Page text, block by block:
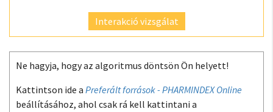
Interakció vizsgálat
Ne hagyja, hogy az algoritmus döntsön Ön helyett!
Kattintson ide a Preferált források - PHARMINDEX Online
beállításához, ahol csak rá kell kattintani a